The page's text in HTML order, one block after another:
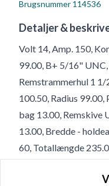
Brugsnummer 114536
Detaljer &
Volt 14, Amp. 150,
99.00, B+ 5/16"
Remstrammerhul 1
100.50, Radius
bag 13.00, Remskive
13.00, Bredde -
60, Totallængde